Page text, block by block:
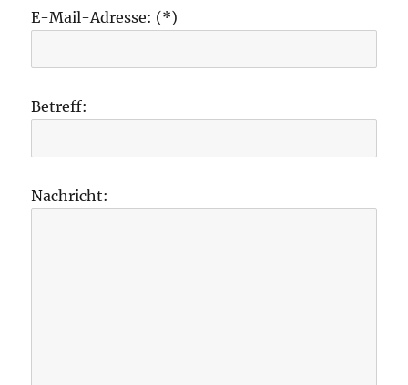
E-Mail-Adresse: (*)
Betreff:
Nachricht: